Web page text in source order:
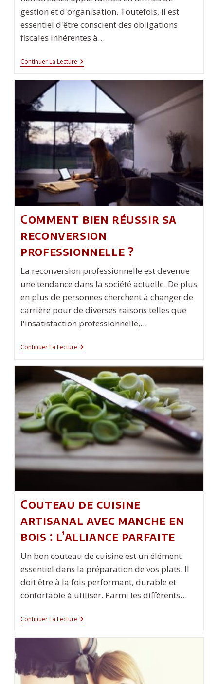
gestion et d'organisation. Toutefois, il est
essentiel d'être conscient des obligations
fiscales inhérentes à…
Continuer La Lecture Comment
Réduire
Votre
SASU
Grâce
À
L’optimisation
Fiscale
?
Comment bien réussir sa
reconversion
professionnelle ?
La reconversion professionnelle est devenue
une tendance dans la société actuelle. De plus
en plus de personnes cherchent à changer de
carrière pour de diverses raisons telles que
l'insatisfaction professionnelle,…
Continuer La Lecture Comment
Bien
Reconversion
Professionnelle
?
Couteau de cuisine
artisanal avec manche en
bois : l’alliance parfaite
Un bon couteau de cuisine est un élément
essentiel dans la préparation de vos plats. Il
doit être à la fois performant, durable et
confortable à utiliser. Parmi les différents…
Continuer La Lecture Couteau
De
Artisanal
Avec
Manche
En
Bois